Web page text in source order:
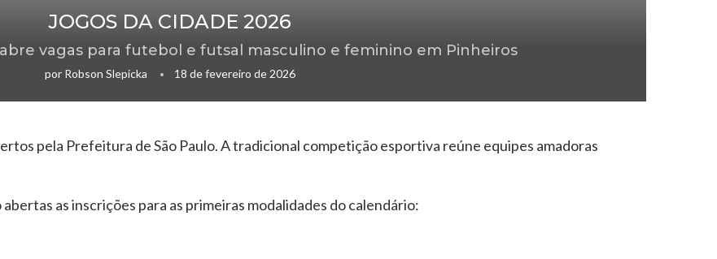
JOGOS DA CIDADE 2026
vagas para futebol e futsal masculino e feminino em Pinheiros
por Robson Slepicka 18 de fevereiro de 2026
pela Prefeitura de São Paulo. A tradicional competição esportiva reúne equipes amadoras
as inscrições para as primeiras modalidades do calendário: